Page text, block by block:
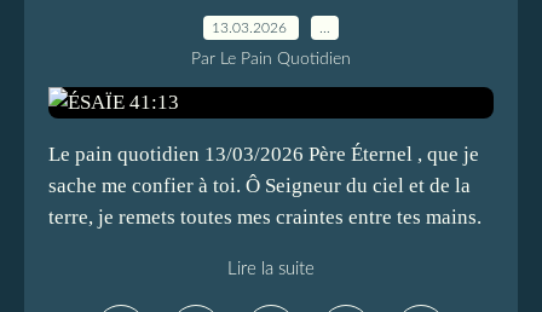
13.03.2026
Par Le Pain Quotidien
Le pain quotidien 13/03/2026 Père Éternel , que je
sache me confier à toi. Ô Seigneur du ciel et de la
terre, je remets toutes mes craintes entre tes mains.
Lire la suite